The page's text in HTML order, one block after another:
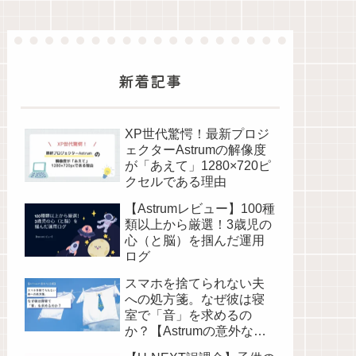
新着記事
XP世代驚愕！最新プロジ
ェクターAstrumの解像度
が「あえて」1280×720ピ
クセルである理由
【Astrumレビュー】100種
類以上から厳選！3歳児の
心（と脳）を掴んだ運用
ログ
スマホを捨てられない夫
への処方箋。なぜ彼は寝
室で「音」を求めるの
か？【Astrumの意外な活